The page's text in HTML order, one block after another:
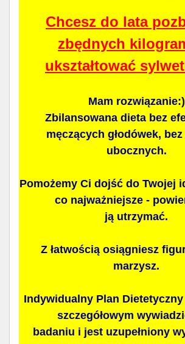
Chcesz do lata
zbędnych
ukształtować
Mam rozwiązanie:)
Zbilansowana dieta bez
męczących głodówek,
ubocznych.
Pomożemy Ci dojść do Twojej
co najważniejsze -
ją utrzymać.
Z łatwością osiągniesz
marzysz.
Indywidualny Plan
szczegółowym
badaniu i jest uzupełniony